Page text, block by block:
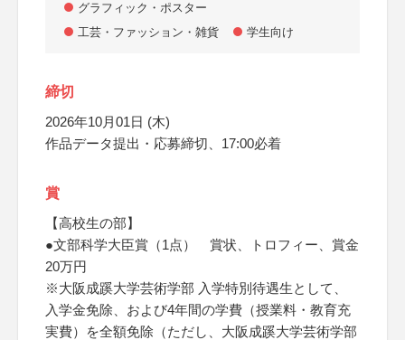
グラフィック・ポスター
工芸・ファッション・雑貨
学生向け
締切
2026年10月01日 (木)
作品データ提出・応募締切、17:00必着
賞
【高校生の部】
●文部科学大臣賞（1点） 賞状、トロフィー、賞金
20万円
※大阪成蹊大学芸術学部 入学特別待遇生として、
入学金免除、および4年間の学費（授業料・教育充
実費）を全額免除（ただし、大阪成蹊大学芸術学部